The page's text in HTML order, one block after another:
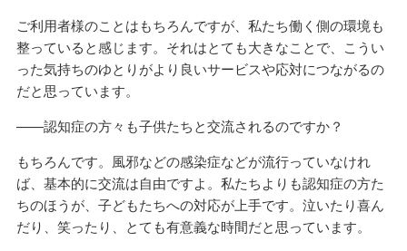
ご利用者様のことはもちろんですが、私たち働く側の環境も
整っていると感じます。それはとても大きなことで、こうい
った気持ちのゆとりがより良いサービスや応対につながるの
だと思っています。
——認知症の方々も子供たちと交流されるのですか？
もちろんです。風邪などの感染症などが流行っていなけれ
ば、基本的に交流は自由ですよ。私たちよりも認知症の方た
ちのほうが、子どもたちへの対応が上手です。泣いたり喜ん
だり、笑ったり、とても有意義な時間だと思っています。